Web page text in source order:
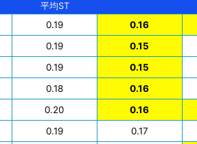
平均ST
0.19 0.16
0.19 0.15
0.19 0.15
0.18 0.16
0.20 0.16
0.19 0.17